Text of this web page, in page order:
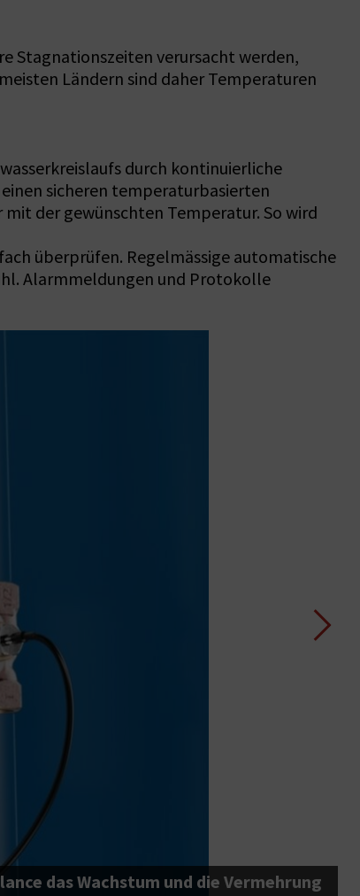
Stagnationszeiten verursacht werden,
Ländern sind daher Temperaturen
durch kontinuierliche
sicheren temperaturbasierten
der gewünschten Temperatur. So wird
überprüfen. Regelmässige automatische
Alarmmeldungen und Protokolle
das Wachstum und die Vermehrung